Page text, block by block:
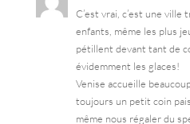
C’est vrai, c’est une ville
enfants, même les plus
pétillent devant tant de
évidemment les glaces!
Venise accueille
toujours un petit coin
même nous régaler du